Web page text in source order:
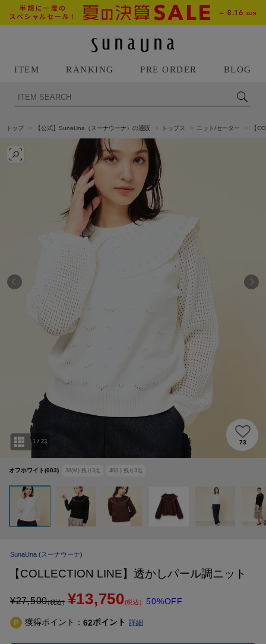
ITEM RANKING PRE ORDER BLOG
トップ 【公式】SunaUna（スーナウーナ）の通販 トップス ニット/セーター 【
オフホワイト(003) 38(M) 残り 3点 40(L) 残り 3点
1 / 23 73
SunaUna (スーナウーナ)
【COLLECTION LINE】透かしパール調ニット
¥27,500(税込) ¥13,750(税込) 50%OFF
獲得ポイント： 62ポイント 詳細